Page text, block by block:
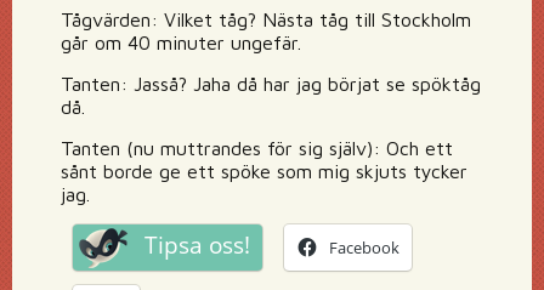
Tågvärden: Vilket tåg? Nästa tåg till Stockholm
går om 40 minuter ungefär.
Tanten: Jasså? Jaha då har jag börjat se spöktåg
då.
Tanten (nu muttrandes för sig själv): Och ett
sånt borde ge ett spöke som mig skjuts tycker
jag.
Tipsa oss! Facebook